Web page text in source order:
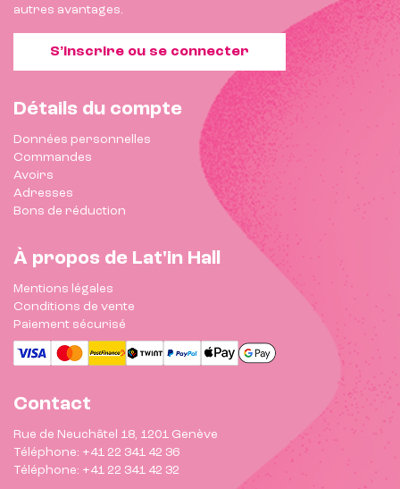
autres avantages.
S’inscrire ou se connecter
Détails du compte
Données personnelles
Commandes
Avoirs
Adresses
Bons de réduction
À propos de Lat'in Hall
Mentions légales
Conditions de vente
Paiement sécurisé
Contact
Rue de Neuchâtel 18, 1201 Genève
Téléphone: +41 22 341 42 36
Téléphone: +41 22 341 42 32